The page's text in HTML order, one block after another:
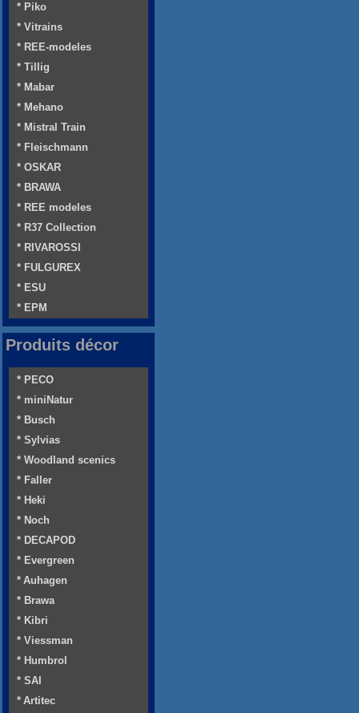
* Piko
* Vitrains
* REE-modeles
* Tillig
* Mabar
* Mehano
* Mistral Train
* Fleischmann
* OSKAR
* BRAWA
* REE modeles
* R37 Collection
* RIVAROSSI
* FULGUREX
* ESU
* EPM
Produits décor
* PECO
* miniNatur
* Busch
* Sylvias
* Woodland scenics
* Faller
* Heki
* Noch
* DECAPOD
* Evergreen
* Auhagen
* Brawa
* Kibri
* Viessman
* Humbrol
* SAI
* Artitec